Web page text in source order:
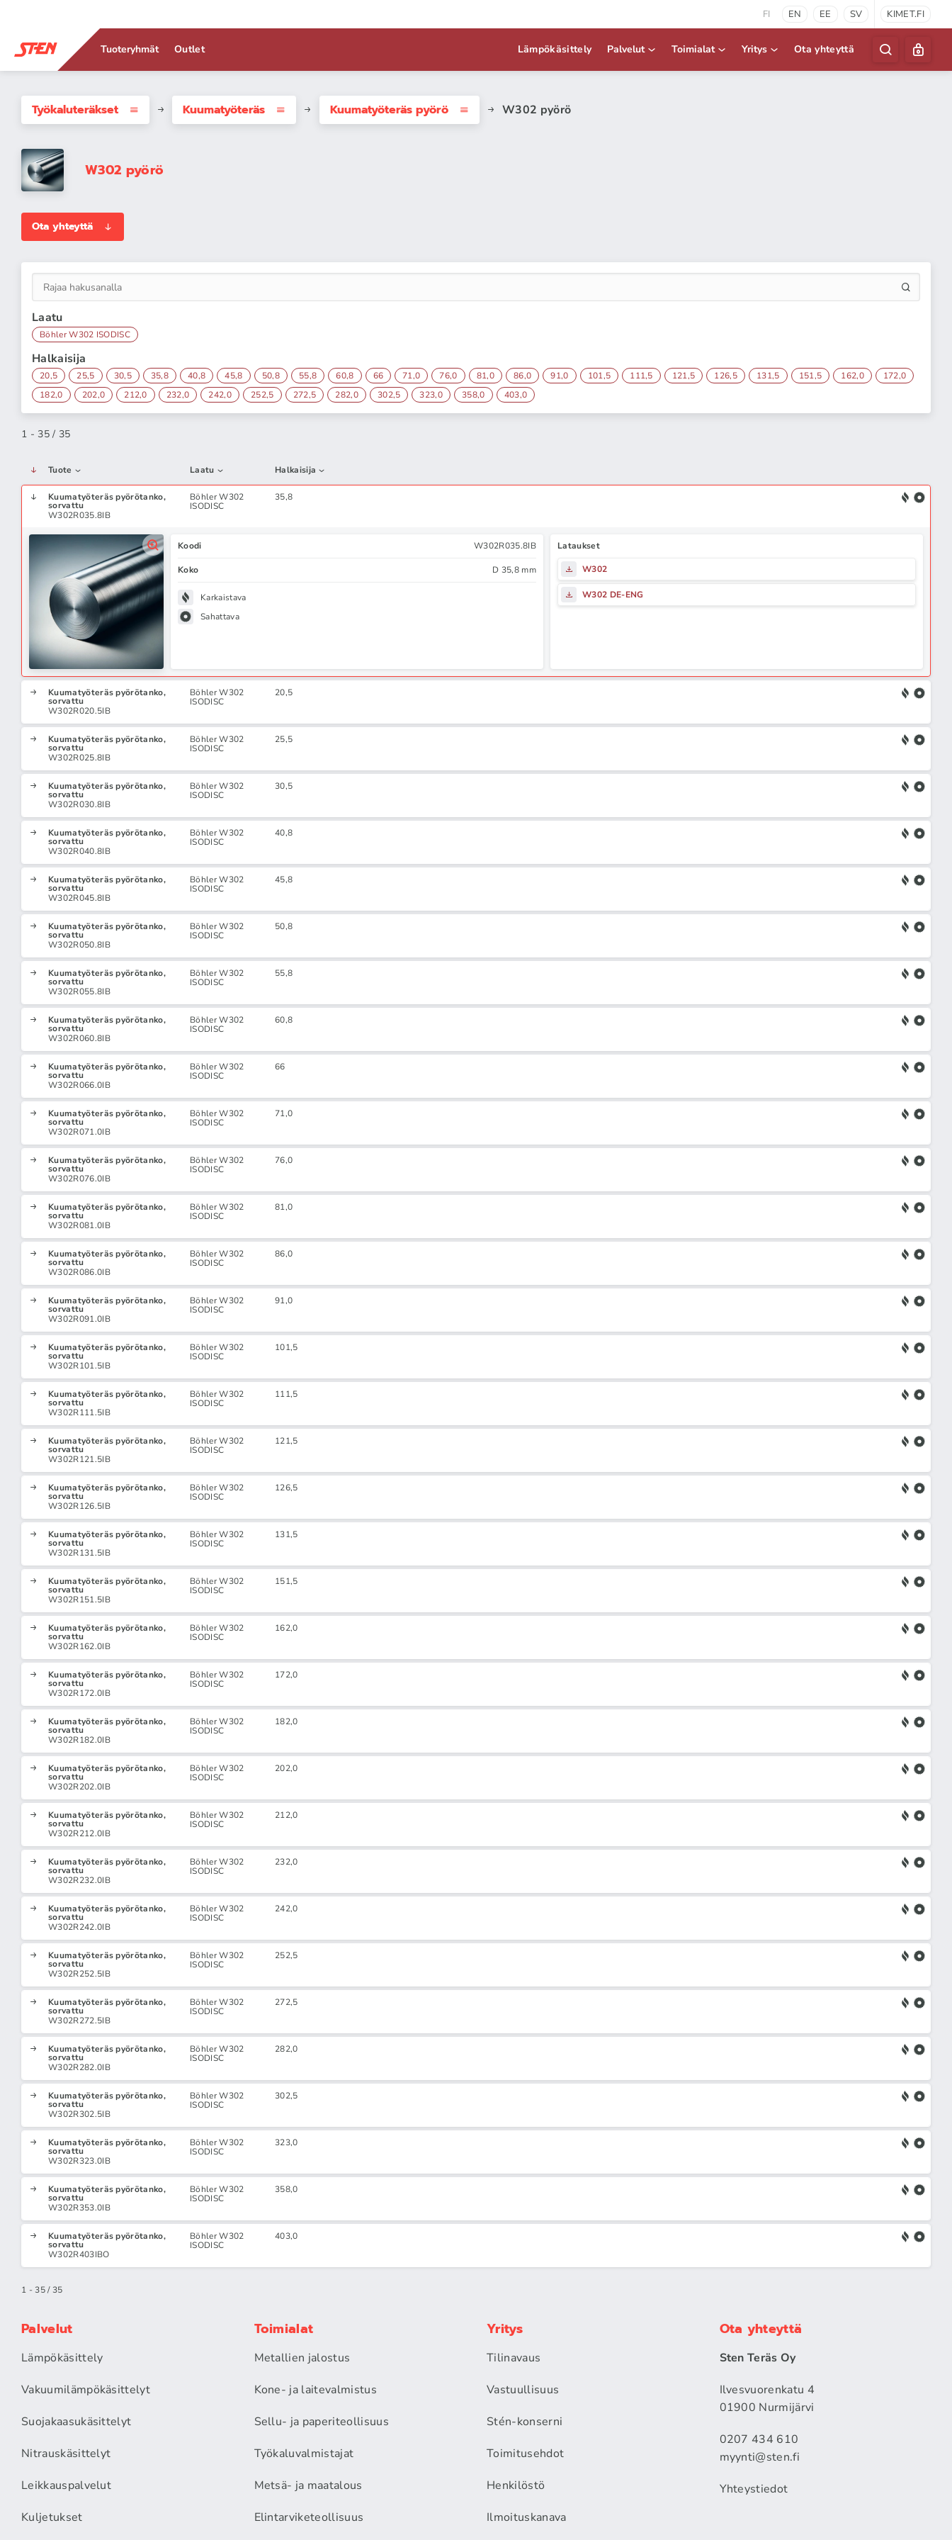
FI EN EE SV KIMET.FI
Tuoteryhmät Outlet Lämpökäsittely Palvelut Toimialat Yritys Ota yhteyttä
Työkaluteräkset Kuumatyöteräs Kuumatyöteräs pyörö W302 pyörö
W302 pyörö
Ota yhteyttä
Laatu
Böhler W302 ISODISC
Halkaisija
20,5 25,5 30,5 35,8 40,8 45,8 50,8 55,8 60,8 66 71,0 76,0 81,0 86,0 91,0 101,5 111,5 121,5 126,5 131,5 151,5 162,0
172,0
182,0
202,0 212,0 232,0 242,0 252,5 272,5 282,0 302,5 323,0 358,0 403,0
1 - 35 / 35
Tuote Laatu Halkaisija
Kuumatyöteräs pyörötanko,
sorvattu
W302R035.8IB
Böhler W302
ISODISC
35,8
Koodi W302R035.8IB
Koko D 35,8 mm
Karkaistava
Sahattava
Lataukset
W302
W302 DE-ENG
Kuumatyöteräs pyörötanko,
sorvattu
W302R020.5IB
Böhler W302
ISODISC
20,5
Kuumatyöteräs pyörötanko,
sorvattu
W302R025.8IB
Böhler W302
ISODISC
25,5
Kuumatyöteräs pyörötanko,
sorvattu
W302R030.8IB
Böhler W302
ISODISC
30,5
Kuumatyöteräs pyörötanko,
sorvattu
W302R040.8IB
Böhler W302
ISODISC
40,8
Kuumatyöteräs pyörötanko,
sorvattu
W302R045.8IB
Böhler W302
ISODISC
45,8
Kuumatyöteräs pyörötanko,
sorvattu
W302R050.8IB
Böhler W302
ISODISC
50,8
Kuumatyöteräs pyörötanko,
sorvattu
W302R055.8IB
Böhler W302
ISODISC
55,8
Kuumatyöteräs pyörötanko,
sorvattu
W302R060.8IB
Böhler W302
ISODISC
60,8
Kuumatyöteräs pyörötanko,
sorvattu
W302R066.0IB
Böhler W302
ISODISC
66
Kuumatyöteräs pyörötanko,
sorvattu
W302R071.0IB
Böhler W302
ISODISC
71,0
Kuumatyöteräs pyörötanko,
sorvattu
W302R076.0IB
Böhler W302
ISODISC
76,0
Kuumatyöteräs pyörötanko,
sorvattu
W302R081.0IB
Böhler W302
ISODISC
81,0
Kuumatyöteräs pyörötanko,
sorvattu
W302R086.0IB
Böhler W302
ISODISC
86,0
Kuumatyöteräs pyörötanko,
sorvattu
W302R091.0IB
Böhler W302
ISODISC
91,0
Kuumatyöteräs pyörötanko,
sorvattu
W302R101.5IB
Böhler W302
ISODISC
101,5
Kuumatyöteräs pyörötanko,
sorvattu
W302R111.5IB
Böhler W302
ISODISC
111,5
Kuumatyöteräs pyörötanko,
sorvattu
W302R121.5IB
Böhler W302
ISODISC
121,5
Kuumatyöteräs pyörötanko,
sorvattu
W302R126.5IB
Böhler W302
ISODISC
126,5
Kuumatyöteräs pyörötanko,
sorvattu
W302R131.5IB
Böhler W302
ISODISC
131,5
Kuumatyöteräs pyörötanko,
sorvattu
W302R151.5IB
Böhler W302
ISODISC
151,5
Kuumatyöteräs pyörötanko,
sorvattu
W302R162.0IB
Böhler W302
ISODISC
162,0
Kuumatyöteräs pyörötanko,
sorvattu
W302R172.0IB
Böhler W302
ISODISC
172,0
Kuumatyöteräs pyörötanko,
sorvattu
W302R182.0IB
Böhler W302
ISODISC
182,0
Kuumatyöteräs pyörötanko,
sorvattu
W302R202.0IB
Böhler W302
ISODISC
202,0
Kuumatyöteräs pyörötanko,
sorvattu
W302R212.0IB
Böhler W302
ISODISC
212,0
Kuumatyöteräs pyörötanko,
sorvattu
W302R232.0IB
Böhler W302
ISODISC
232,0
Kuumatyöteräs pyörötanko,
sorvattu
W302R242.0IB
Böhler W302
ISODISC
242,0
Kuumatyöteräs pyörötanko,
sorvattu
W302R252.5IB
Böhler W302
ISODISC
252,5
Kuumatyöteräs pyörötanko,
sorvattu
W302R272.5IB
Böhler W302
ISODISC
272,5
Kuumatyöteräs pyörötanko,
sorvattu
W302R282.0IB
Böhler W302
ISODISC
282,0
Kuumatyöteräs pyörötanko,
sorvattu
W302R302.5IB
Böhler W302
ISODISC
302,5
Kuumatyöteräs pyörötanko,
sorvattu
W302R323.0IB
Böhler W302
ISODISC
323,0
Kuumatyöteräs pyörötanko,
sorvattu
W302R353.0IB
Böhler W302
ISODISC
358,0
Kuumatyöteräs pyörötanko,
sorvattu
W302R403IBO
Böhler W302
ISODISC
403,0
1 - 35 / 35
Palvelut
Lämpökäsittely
Vakuumilämpökäsittelyt
Suojakaasukäsittelyt
Nitrauskäsittelyt
Leikkauspalvelut
Kuljetukset
Toimialat
Metallien jalostus
Kone- ja laitevalmistus
Sellu- ja paperiteollisuus
Työkaluvalmistajat
Metsä- ja maatalous
Elintarviketeollisuus
Yritys
Tilinavaus
Vastuullisuus
Stén-konserni
Toimitusehdot
Henkilöstö
Ilmoituskanava
Ota yhteyttä
Sten Teräs Oy
Ilvesvuorenkatu 4
01900 Nurmijärvi
0207 434 610
myynti@sten.fi
Yhteystiedot